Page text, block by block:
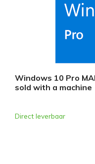
Windows 10 Pro
sold with a machine
Direct leverbaar